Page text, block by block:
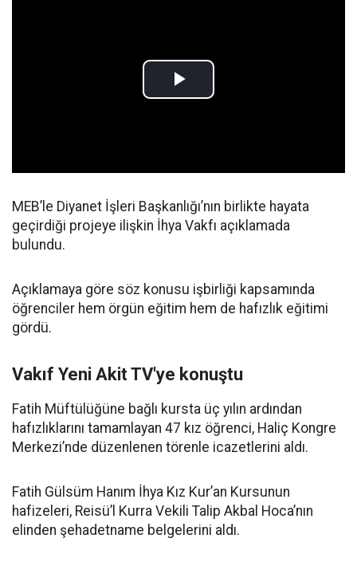
MEB’le Diyanet İşleri Başkanlığı’nın birlikte hayata
geçirdiği projeye ilişkin İhya Vakfı açıklamada
bulundu.
Açıklamaya göre söz konusu işbirliği kapsamında
öğrenciler hem örgün eğitim hem de hafızlık eğitimi
gördü.
Vakıf Yeni Akit TV'ye konuştu
Fatih Müftülüğüne bağlı kursta üç yılın ardından
hafızlıklarını tamamlayan 47 kız öğrenci, Haliç Kongre
Merkezi’nde düzenlenen törenle icazetlerini aldı.
Fatih Gülsüm Hanım İhya Kız Kur’an Kursunun
hafizeleri, Reisü’l Kurra Vekili Talip Akbal Hoca’nın
elinden şehadetname belgelerini aldı.